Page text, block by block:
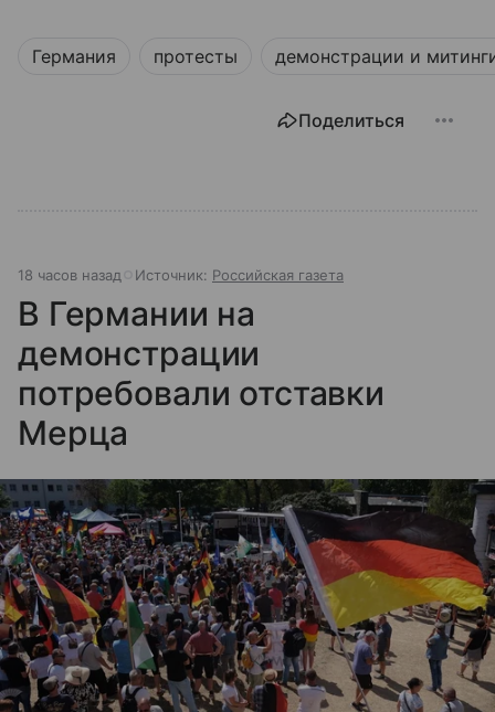
Германия протесты демонстрации и
Поделиться
18 часов назад Источник: Российская газета
В Германии на
демонстрации
потребовали отставки
Мерца